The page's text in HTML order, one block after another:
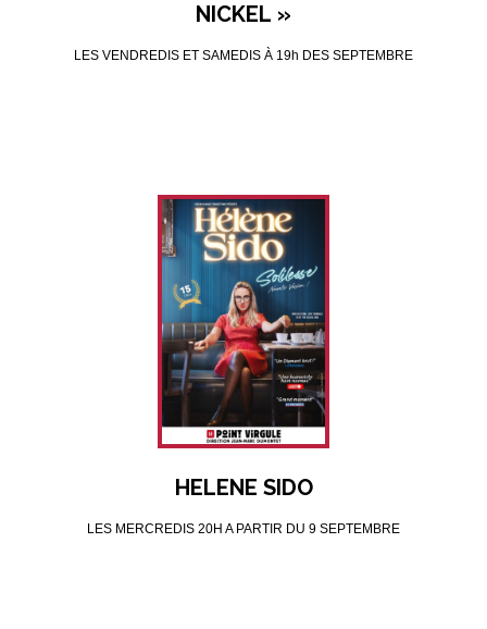
NICKEL »
LES VENDREDIS ET SAMEDIS À 19h DES SEPTEMBRE
HELENE SIDO
LES MERCREDIS 20H A PARTIR DU 9 SEPTEMBRE